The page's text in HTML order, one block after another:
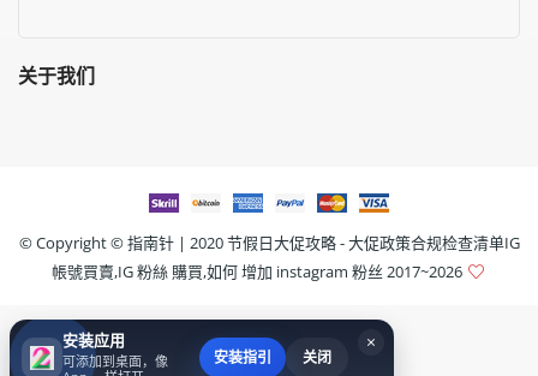
关于我们
© Copyright ©指南针 | 2020 节假日大促攻略 - 大促政策合规检查清单IG
帳號買賣,IG 粉絲 購買,如何 增加 instagram 粉丝 2017~2026
×
安装应用
可添加到桌面，像
安装指引 关闭